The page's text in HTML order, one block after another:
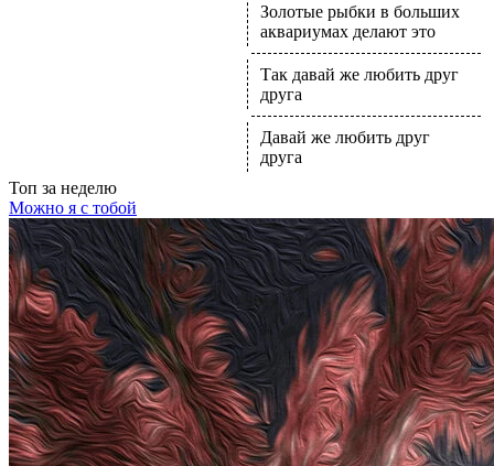
Золотые рыбки в больших
аквариумах делают это
Так давай же любить друг
друга
Давай же любить друг
друга
Топ за неделю
Можно я с тобой